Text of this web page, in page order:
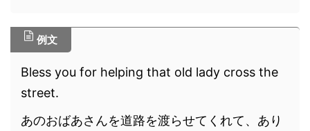
例文
Bless you for helping that old lady cross the
street.
あのおばあさんを道路を渡らせてくれて、あり